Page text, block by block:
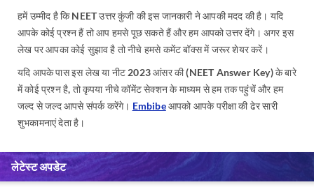
हमें उम्मीद है कि NEET उत्तर कुंजी की इस जानकारी ने आपकी मदद की है। यदि
आपके कोई प्रश्न हैं तो आप हमसे पूछ सकते हैं और हम आपको उत्तर देंगे। अगर इस
लेख पर आपका कोई सुझाव है तो नीचे हमसे कमेंट बॉक्स में जरूर शेयर करें।
यदि आपके पास इस लेख या नीट 2023 आंसर की (NEET Answer Key) के बारे
में कोई प्रश्न है, तो कृपया नीचे कॉमेंट सेक्शन के माध्यम से हम तक पहुंचें और हम
जल्द से जल्द आपसे संपर्क करेंगे। Embibeआपको आपके परीक्षा की ढेर सारी
शुभकामनाएं देता है।
लेटेस्ट अपडेट